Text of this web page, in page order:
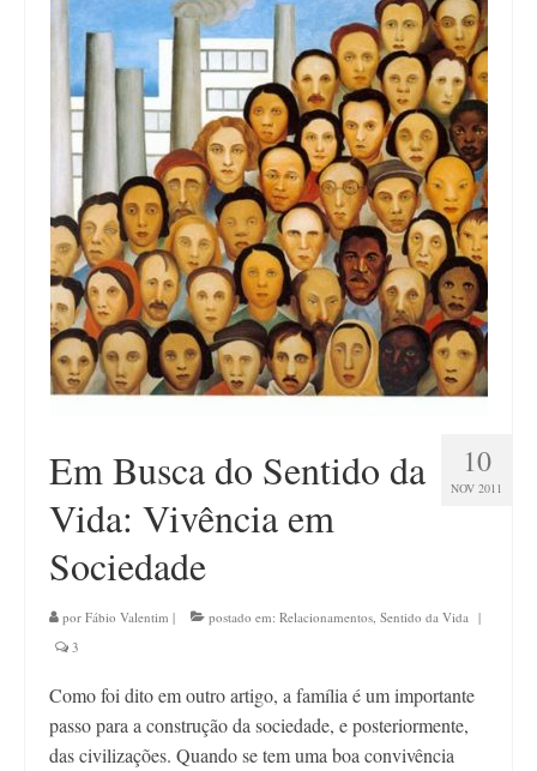
10
NOV 2011
Em Busca do Sentido da
Vida: Vivência em
Sociedade
por Fábio Valentim | postado em: Relacionamentos, Sentido da Vida |
3
Como foi dito em outro artigo, a família é um importante
passo para a construção da sociedade, e posteriormente,
das civilizações. Quando se tem uma boa convivência